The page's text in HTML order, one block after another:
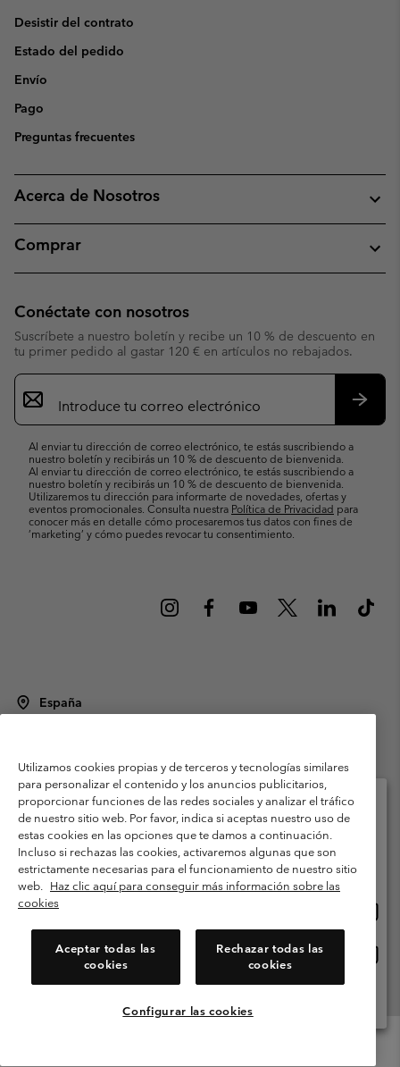
Desistir del contrato
Estado del pedido
Envío
Pago
Preguntas frecuentes
Acerca de Nosotros
Comprar
Conéctate con nosotros
Suscríbete a nuestro boletín y recibe un 10 % de descuento en
tu primer pedido al gastar 120 € en artículos no rebajados.
Suscripción
de
correo
Al enviar tu dirección de correo electrónico, te estás suscribiendo a
nuestro boletín y recibirás un 10 % de descuento de bienvenida.
Al enviar tu dirección de correo electrónico, te estás suscribiendo a
nuestro boletín y recibirás un 10 % de descuento de bienvenida.
Utilizaremos tu dirección para informarte de novedades, ofertas y
eventos promocionales. Consulta nuestra Política de Privacidad para
conocer más en detalle cómo procesaremos tus datos con fines de
’marketing’ y cómo puedes revocar tu consentimiento.
España
Condiciones de uso
Terminos de Venta
Garantía
Política de Privacidad
Términos y condiciones del programa de miembros
Términos De Uso Del Contenido Generado Por Los Usuarios
Impressum
Cookies Public CBCR
Utilizamos cookies propias y de terceros y tecnologías similares
para personalizar el contenido y los anuncios publicitarios,
proporcionar funciones de las redes sociales y analizar el tráfico
de nuestro sitio web. Por favor, indica si aceptas nuestro uso de
estas cookies en las opciones que te damos a continuación.
Incluso si rechazas las cookies, activaremos algunas que son
estrictamente necesarias para el funcionamiento de nuestro sitio
web. Haz clic aquí para conseguir más información sobre las
cookies
Aceptar todas las
cookies
Rechazar todas las
cookies
Configurar las cookies
Selecciona tu país e idioma envío
Compras en línea disponibles
línea
España
Ver Todos Los Países